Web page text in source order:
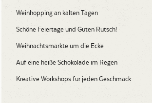
Weinhopping an kalten Tagen
Schöne Feiertage und Guten Rutsch!
Weihnachtsmärkte um die Ecke
Auf eine heiße Schokolade im Regen
Kreative Workshops für jeden Geschmack